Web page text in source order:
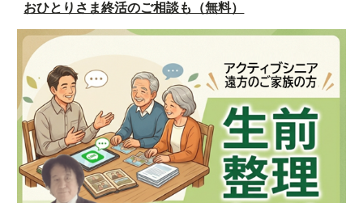
おひとりさま終活のご相談も（無料）